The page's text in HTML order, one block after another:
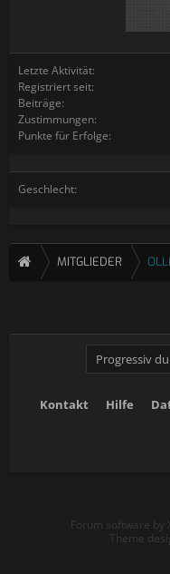
Letzte Aktivität:
Registriert seit:
Beiträge:
Zustimmungen:
Punkte für Erfolge:
Geschlecht:
MITGLIEDER OLLI
Progressiv
Kontakt Hilfe
Forum software by
Theme